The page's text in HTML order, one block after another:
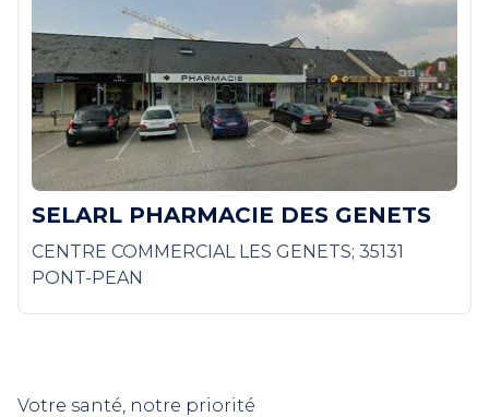
SELARL PHARMACIE DES GENETS
CENTRE COMMERCIAL LES GENETS; 35131
PONT-PEAN
Votre santé, notre priorité